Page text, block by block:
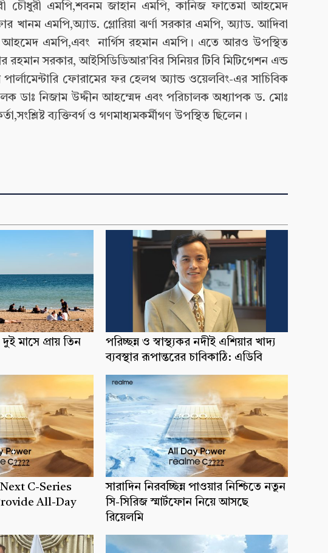
চৌধুরী এমপি,শবনম জাহান এমপি, কানিজ ফাতেমা আহমেদ
খানম এমপি,অ্যাড. গ্লোরিয়া ঝর্ণা সরকার এমপি, অ্যাড. আদিবা
এমপি,এবং নার্গিস রহমান এমপি। এতে আরও উপস্থিত
সরকার, আইসিডিডিআর’বির সিনিয়র টিবি মিটিগেশন এন্ড
ফোরামের ফর হেলথ অ্যান্ড ওয়েলবিং-এর সাচিবিক
ডাঃ নিজাম উদ্দীন আহম্মেদ এবং পরিচালক অধ্যাপক ড. মোঃ
ব্যক্তিবর্গ ও গণমাধ্যমকর্মীগণ উপস্থিত ছিলেন।
দুই মাসে প্রায় তিন
পরিচ্ছন্ন ও স্বাস্থ্যকর নদীই এশিয়ার খাদ্য
ব্যবস্থার রূপান্তরের চাবিকাঠি: এডিবি
C-Series
All-Day
সারাদিন নিরবচ্ছিন্ন পাওয়ার নিশ্চিতে নতুন
সি-সিরিজ স্মার্টফোন নিয়ে আসছে
রিয়েলমি